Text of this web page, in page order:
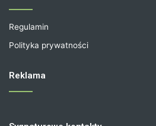
Regulamin
Polityka prywatności
Reklama